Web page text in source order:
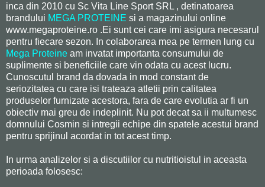
inca din 2010 cu Sc Vita Line Sport SRL , detinatoarea
brandului MEGA PROTEINE si a magazinului online
www.megaproteine.ro .Ei sunt cei care imi asigura necesarul
pentru fiecare sezon. In colaborarea mea pe termen lung cu
Mega Proteine am invatat importanta consumului de
suplimente si beneficiile care vin odata cu acest lucru.
Cunoscutul brand da dovada in mod constant de
seriozitatea cu care isi trateaza atletii prin calitatea
produselor furnizate acestora, fara de care evolutia ar fi un
obiectiv mai greu de indeplinit. Nu pot decat sa ii multumesc
domnului Cosmin si intregii echipe din spatele acestui brand
pentru sprijinul acordat in tot acest timp.
In urma analizelor si a discutiilor cu nutritioistul in aceasta
perioada folosesc: